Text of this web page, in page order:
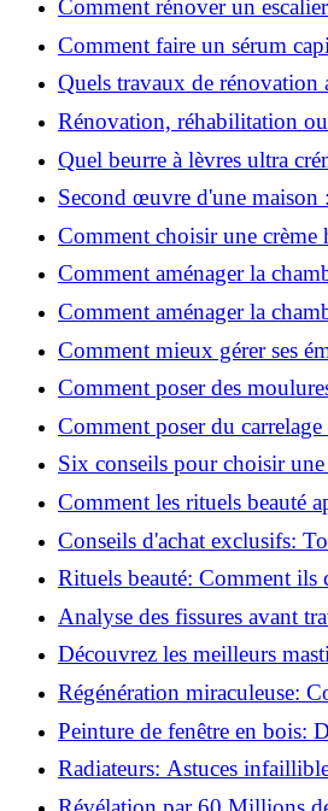
Comment rénover un
astuces faciles pas à pas
Comment faire un sérum
stimule réellement la pousse
Quels travaux de rénovation
valeur d'une maison pour la
Rénovation, réhabilitation
convient le mieux à mon
Quel beurre à lèvres ultra
lèvres sèches et gercées?
Second œuvre d'une
le réaliser
Comment choisir une crème
hyaluronique et niacinamide ?
Comment aménager la
conseils sécurité, déco et
Comment aménager la
conseils sécurité, déco et
Comment mieux gérer ses
pratiques
Comment poser des
vidéo pas à pas ?
Comment poser du
un rendu professionnel ?
Six conseils pour choisir
basse pression
Comment les rituels beauté
créent des moments pour soi ?
Conseils d'achat exclusifs:
peinture basse pression
Rituels beauté: Comment ils
chouchoutent votre âme!
Analyse des fissures avant
préparer vos surfaces!
Découvrez les meilleurs
dès 6,70 €!
Régénération miraculeuse:
régénérative peut restaurer
Peinture de fenêtre en bois:
techniques infaillibles pour
Radiateurs: Astuces
tuyaux apparents!